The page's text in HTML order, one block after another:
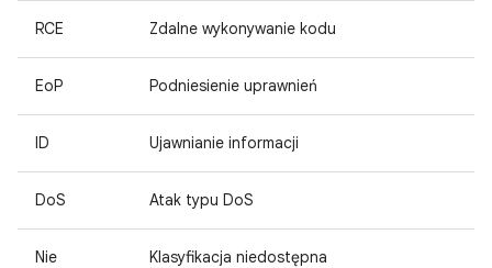
RCE Zdalne wykonywanie kodu
EoP Podniesienie uprawnień
ID Ujawnianie informacji
DoS Atak typu DoS
Nie
Klasyfikacja niedostępna